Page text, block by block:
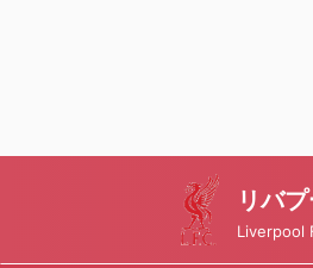
リバ
Liverpool